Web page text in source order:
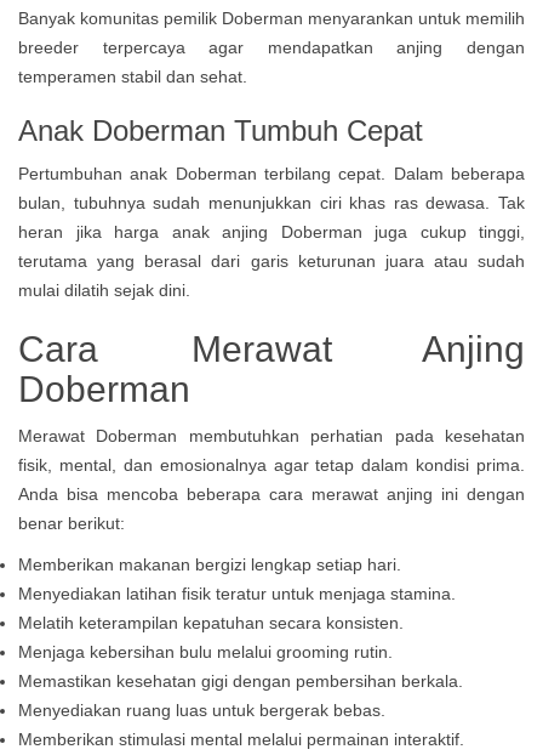
Banyak komunitas pemilik Doberman menyarankan untuk memilih
breeder terpercaya agar mendapatkan anjing dengan
temperamen stabil dan sehat.
Anak Doberman Tumbuh Cepat
Pertumbuhan anak Doberman terbilang cepat. Dalam beberapa
bulan, tubuhnya sudah menunjukkan ciri khas ras dewasa. Tak
heran jika harga anak anjing Doberman juga cukup tinggi,
terutama yang berasal dari garis keturunan juara atau sudah
mulai dilatih sejak dini.
Cara Merawat Anjing
Doberman
Merawat Doberman membutuhkan perhatian pada kesehatan
fisik, mental, dan emosionalnya agar tetap dalam kondisi prima.
Anda bisa mencoba beberapa cara merawat anjing ini dengan
benar berikut:
Memberikan makanan bergizi lengkap setiap hari.
Menyediakan latihan fisik teratur untuk menjaga stamina.
Melatih keterampilan kepatuhan secara konsisten.
Menjaga kebersihan bulu melalui grooming rutin.
Memastikan kesehatan gigi dengan pembersihan berkala.
Menyediakan ruang luas untuk bergerak bebas.
Memberikan stimulasi mental melalui permainan interaktif.